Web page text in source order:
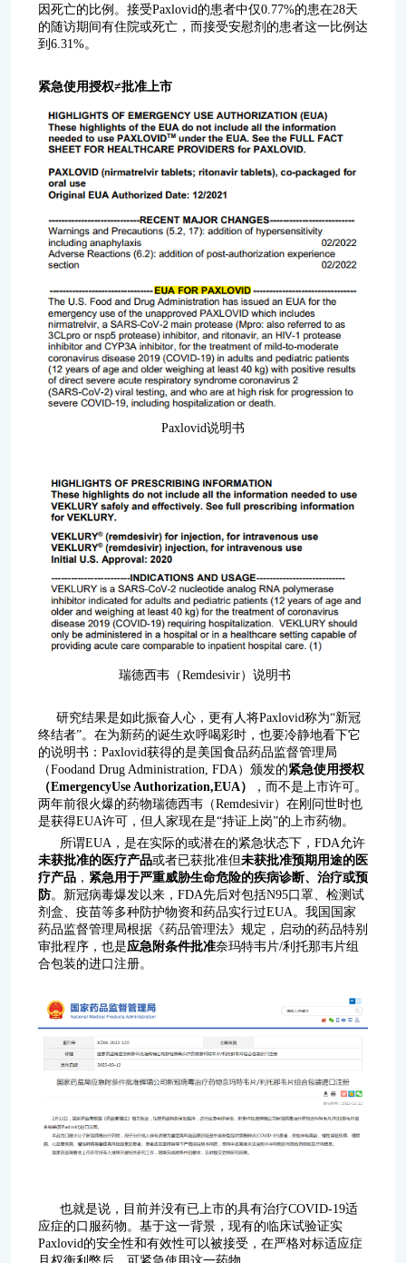
因死亡的比例。接受Paxlovid的患者中仅0.77%的患在28天
的随访期间有住院或死亡，而接受安慰剂的患者这一比例达
到6.31%。
紧急使用授权≠批准上市
Paxlovid说明书
瑞德西韦（Remdesivir）说明书
研究结果是如此振奋人心，更有人将Paxlovid称为“新冠
终结者”。在为新药的诞生欢呼喝彩时，也要冷静地看下它
的说明书：Paxlovid获得的是美国食品药品监督管理局
（Foodand Drug Administration, FDA）颁发的紧急使用授权
（EmergencyUse Authorization,EUA）
，而不是上市许可。
两年前很火爆的药物瑞德西韦（Remdesivir）在刚问世时也
是获得EUA许可，但人家现在是“持证上岗”的上市药物。
所谓EUA，是在实际的或潜在的紧急状态下，FDA允许
未获批准的医疗产品或者已获批准但未获批准预期用途的医
疗产品 ， 紧急用于严重威胁生命危险的疾病诊断、治疗或预
防。新冠病毒爆发以来，FDA先后对包括N95口罩、检测试
剂盒、疫苗等多种防护物资和药品实行过EUA。我国国家
药品监督管理局根据《药品管理法》规定，启动的药品特别
审批程序，也是应急附条件批准奈玛特韦片/利托那韦片组
合包装的进口注册。
也就是说，目前并没有已上市的具有治疗COVID-19适
应症的口服药物。基于这一背景，现有的临床试验证实
Paxlovid的安全性和有效性可以被接受，在严格对标适应症